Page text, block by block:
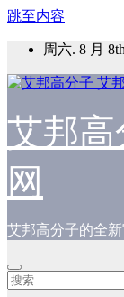
跳至内容
周六. 8 月
艾邦高
网
艾邦高分子的全新